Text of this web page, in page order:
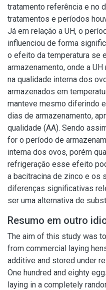
tratamento referência e no
tratamentos e períodos
Já em relação a UH, o
influenciou de forma
o efeito da temperatura se
armazenamento, onde a
na qualidade interna dos
armazenados em
manteve mesmo diferindo
dias de armazenamento,
qualidade (AA). Sendo
for o período de
interna dos ovos, porém
refrigeração esse efeito
a bacitracina de zinco e os
diferenças significativas
ser uma alternativa de
Resumo em outro
The aim of this study was
from commercial laying
additive and stored under
One hundred and eighty
laying in a completely